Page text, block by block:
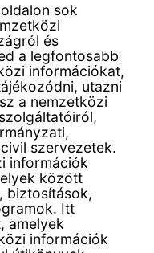
sok
és
a legfontosabb
információkat,
utazni
a nemzetközi
szervezetek.
információk
között
biztosítások,
Itt
amelyek
információk